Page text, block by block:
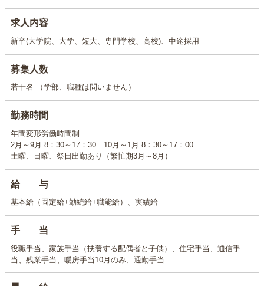
求人内容
新卒(大学院、大学、短大、専門学校、高校)、中途採用
募集人数
若干名 （学部、職種は問いません）
勤務時間
年間変形労働時間制
2月～9月 8：30～17：30 10月～1月 8：30～17：00
土曜、日曜、祭日出勤あり（繁忙期3月～8月）
給 与
基本給（固定給+勤続給+職能給）、実績給
手 当
役職手当、家族手当（扶養する配偶者と子供）、住宅手当、通信手
当、残業手当、暖房手当10月のみ、通勤手当